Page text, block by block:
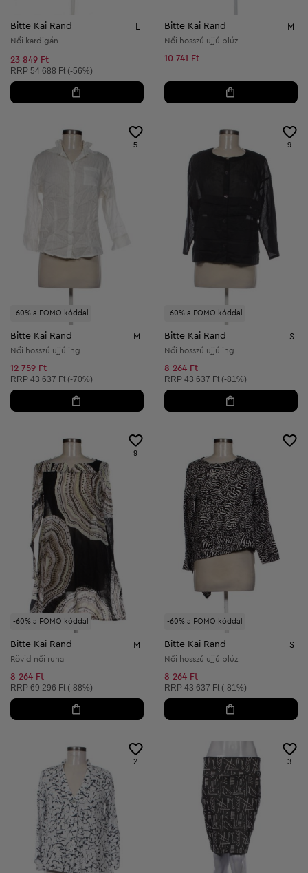
Bitte Kai Rand L
Női kardigán
23 849 Ft
Ajánlott ár:
RRP 54 688 Ft (-56%)
Bitte Kai Rand M
Női hosszú ujjú blúz
10 741 Ft
-60% a FOMO kóddal
5
Bitte Kai Rand M
Női hosszú ujjú ing
12 759 Ft
Ajánlott ár:
RRP 43 637 Ft (-70%)
-60% a FOMO kóddal
9
Bitte Kai Rand S
Női hosszú ujjú ing
8 264 Ft
Ajánlott ár:
RRP 43 637 Ft (-81%)
-60% a FOMO kóddal
9
Bitte Kai Rand M
Rövid női ruha
8 264 Ft
Ajánlott ár:
RRP 69 296 Ft (-88%)
-60% a FOMO kóddal
Bitte Kai Rand S
Női hosszú ujjú blúz
8 264 Ft
Ajánlott ár:
RRP 43 637 Ft (-81%)
2 3